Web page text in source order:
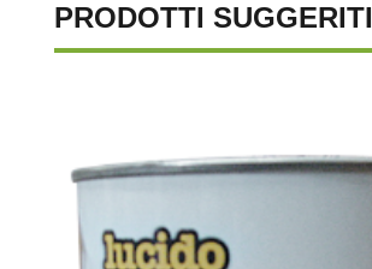
PRODOTTI SUGGERITI